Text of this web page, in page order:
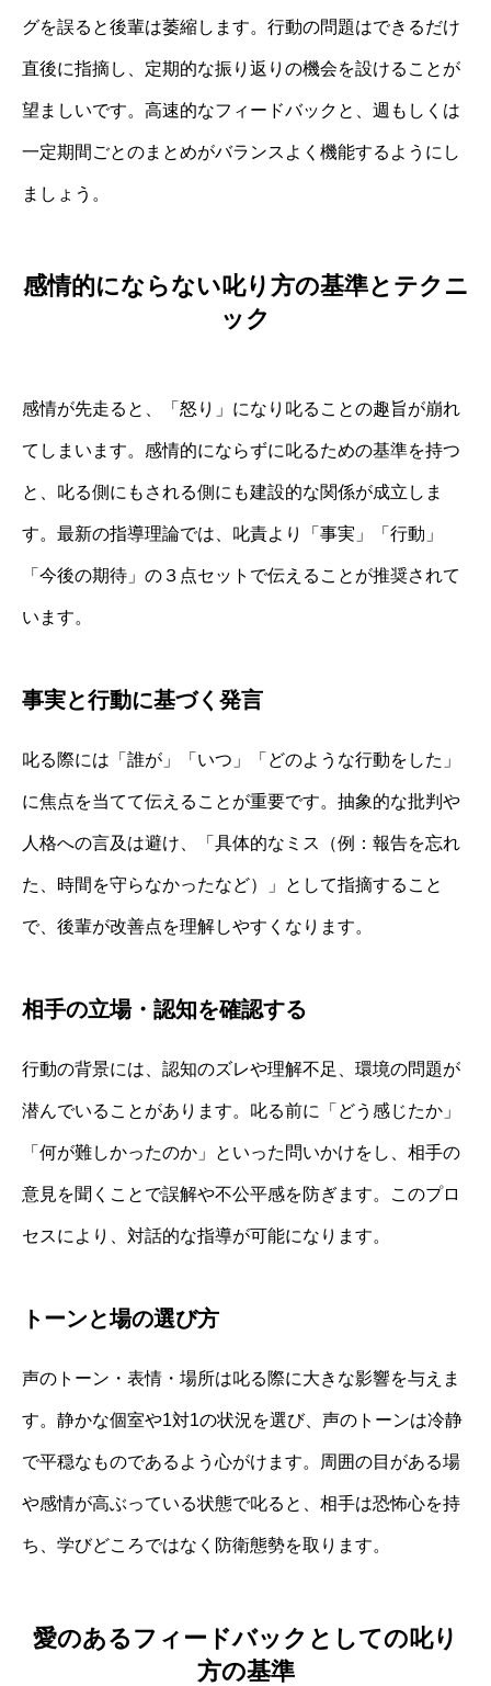
グを誤ると後輩は萎縮します。行動の問題はできるだけ
直後に指摘し、定期的な振り返りの機会を設けることが
望ましいです。高速的なフィードバックと、週もしくは
一定期間ごとのまとめがバランスよく機能するようにし
ましょう。
感情的にならない叱り方の基準とテクニ
ック
感情が先走ると、「怒り」になり叱ることの趣旨が崩れ
てしまいます。感情的にならずに叱るための基準を持つ
と、叱る側にもされる側にも建設的な関係が成立しま
す。最新の指導理論では、叱責より「事実」「行動」
「今後の期待」の３点セットで伝えることが推奨されて
います。
事実と行動に基づく発言
叱る際には「誰が」「いつ」「どのような行動をした」
に焦点を当てて伝えることが重要です。抽象的な批判や
人格への言及は避け、「具体的なミス（例：報告を忘れ
た、時間を守らなかったなど）」として指摘すること
で、後輩が改善点を理解しやすくなります。
相手の立場・認知を確認する
行動の背景には、認知のズレや理解不足、環境の問題が
潜んでいることがあります。叱る前に「どう感じたか」
「何が難しかったのか」といった問いかけをし、相手の
意見を聞くことで誤解や不公平感を防ぎます。このプロ
セスにより、対話的な指導が可能になります。
トーンと場の選び方
声のトーン・表情・場所は叱る際に大きな影響を与えま
す。静かな個室や1対1の状況を選び、声のトーンは冷静
で平穏なものであるよう心がけます。周囲の目がある場
や感情が高ぶっている状態で叱ると、相手は恐怖心を持
ち、学びどころではなく防衛態勢を取ります。
愛のあるフィードバックとしての叱り
方の基準